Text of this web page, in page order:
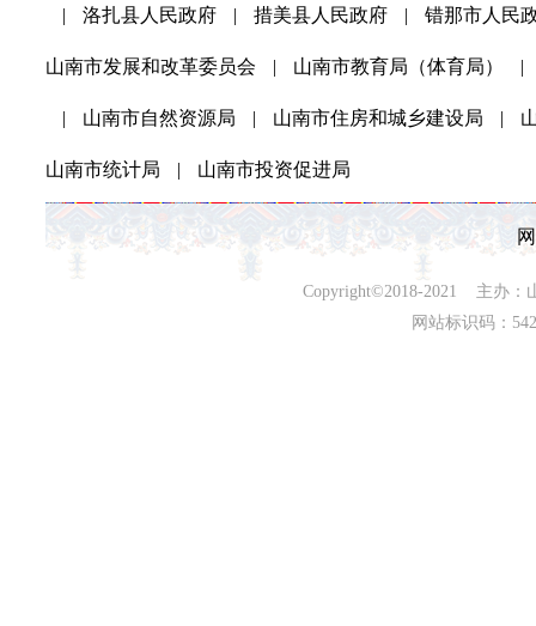
| 洛扎县人民政府 | 措美县人民政府 | 错那市人民
山南市发展和改革委员会 | 山南市教育局（体育局） |
| 山南市自然资源局 | 山南市住房和城乡建设局 |
山南市统计局 | 山南市投资促进局
Copyright©2018-2021 主办：
网站标识码：